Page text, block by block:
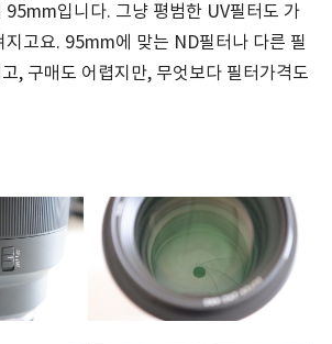
95mm입니다. 그냥 평범한 UV필터도 가
지고요. 95mm에 맞는 ND필터나 다른 필
, 구매도 어렵지만, 무엇보다 필터가격도